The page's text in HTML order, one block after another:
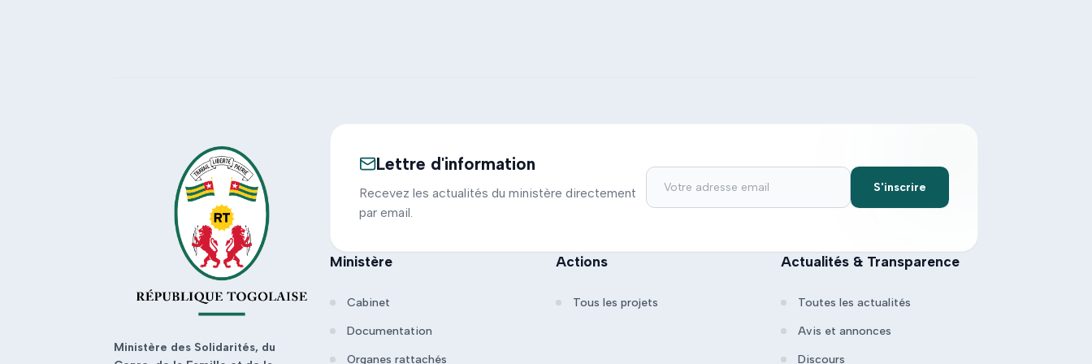
Ministère des Solidarités, du
Lettre d'information
Recevez les actualités du ministère directement
par email.
S'inscrire
Ministère
Cabinet
Documentation
Organes rattachés
Actions
Tous les projets
Actualités & Transparence
Toutes les actualités
Avis et annonces
Discours